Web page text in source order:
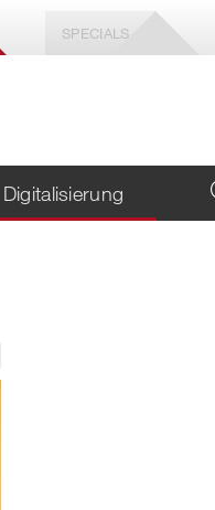
SPECIALS
Digitalisierung